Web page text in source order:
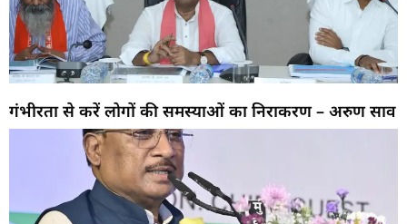
गंभीरता से करें लोगों की समस्याओं का निराकरण – अरुण साव